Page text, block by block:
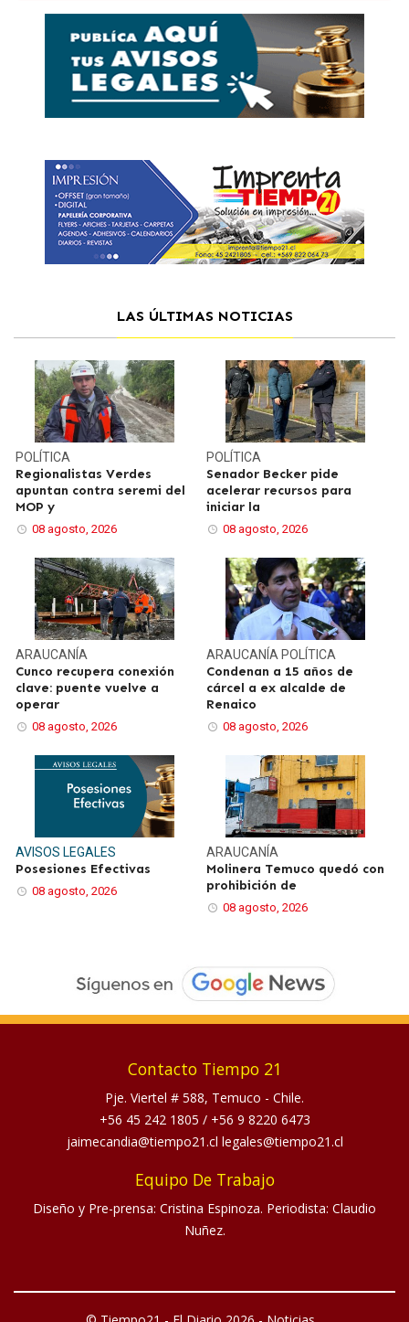
LAS ÚLTIMAS NOTICIAS
POLÍTICA
Regionalistas Verdes
apuntan contra seremi del
MOP y
08 agosto, 2026
POLÍTICA
Senador Becker pide
acelerar recursos para
iniciar la
08 agosto, 2026
ARAUCANÍA
Cunco recupera conexión
clave: puente vuelve a
operar
08 agosto, 2026
ARAUCANÍA POLÍTICA
Condenan a 15 años de
cárcel a ex alcalde de
Renaico
08 agosto, 2026
AVISOS LEGALES
Posesiones Efectivas
08 agosto, 2026
ARAUCANÍA
Molinera Temuco quedó con
prohibición de
08 agosto, 2026
Contacto Tiempo 21
Pje. Viertel # 588, Temuco - Chile.
+56 45 242 1805 / +56 9 8220 6473
jaimecandia@tiempo21.cl legales@tiempo21.cl
Equipo De Trabajo
Diseño y Pre-prensa: Cristina Espinoza. Periodista: Claudio
Nuñez.